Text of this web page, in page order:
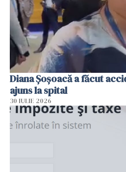
Diana Șoșoacă a făcut
ajuns la spital
30 IULIE 2026